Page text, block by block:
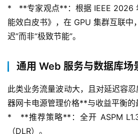
*   **专家观点**：根据 IEEE 2026
能效白皮书》，在 GPU 集群互联中
迟”而非“极致节能”。
通用 Web 服务与数据库场
此类业务流量波动大，且对延迟容
器网卡电源管理价格**与收益平衡的
*   **推荐策略**：全开 ASPM
（DLR）。